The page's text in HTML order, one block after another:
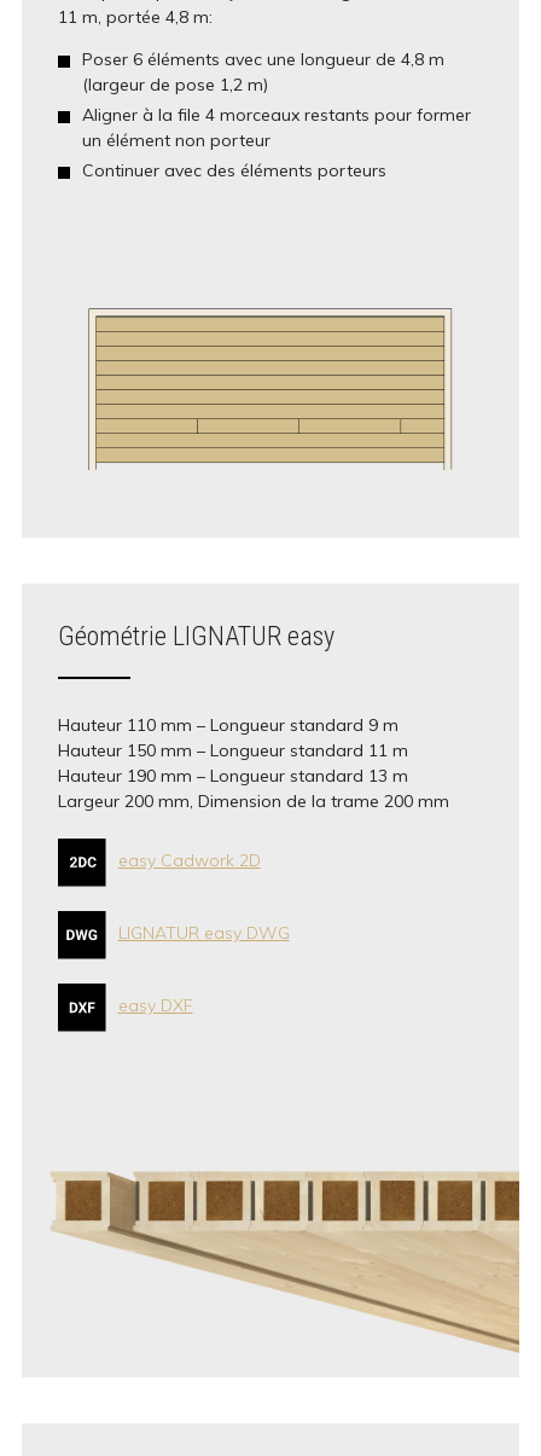
11 m, portée 4,8 m:
Poser 6 éléments avec une longueur de 4,8 m
(largeur de pose 1,2 m)
Aligner à la file 4 morceaux restants pour former
un élément non porteur
Continuer avec des éléments porteurs
Géométrie LIGNATUR easy
Hauteur 110 mm – Longueur standard 9 m
Hauteur 150 mm – Longueur standard 11 m
Hauteur 190 mm – Longueur standard 13 m
Largeur 200 mm, Dimension de la trame 200 mm
easy Cadwork 2D
LIGNATUR easy DWG
easy DXF